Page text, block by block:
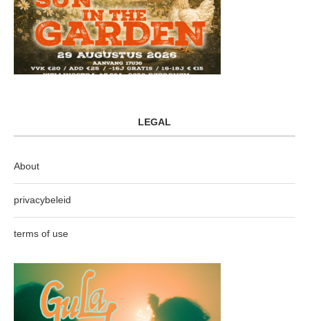
LEGAL
About
privacybeleid
terms of use